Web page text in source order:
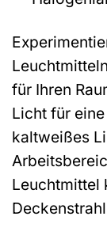
für Ihren
Licht für
kaltweißes
Leuchtmittel